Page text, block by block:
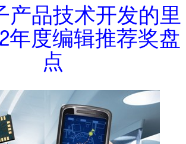
产品技术开发的里
年度编辑推荐奖盘
点